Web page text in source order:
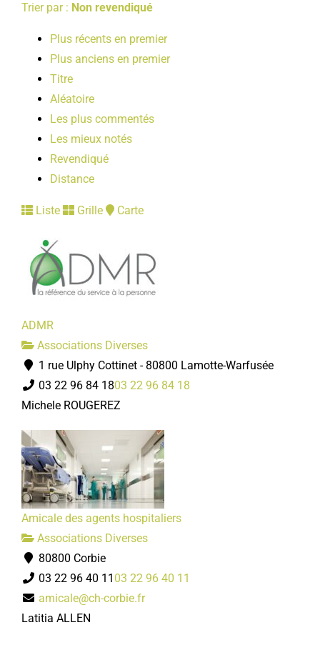
Trier par : Non revendiqué
Plus récents en premier
Plus anciens en premier
Titre
Aléatoire
Les plus commentés
Les mieux notés
Revendiqué
Distance
Liste Grille Carte
ADMR
Associations Diverses
1 rue Ulphy Cottinet - 80800 Lamotte-Warfusée
03 22 96 84 1803 22 96 84 18
Michele ROUGEREZ
Amicale des agents hospitaliers
Associations Diverses
80800 Corbie
03 22 96 40 11 03 22 96 40 11
amicale@ch-corbie.fr
Latitia ALLEN